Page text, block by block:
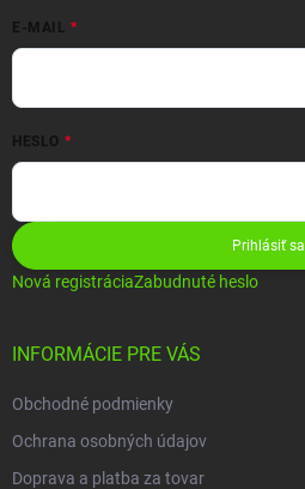
E-MAIL
HESLO
Prihlásiť sa
Nová registráciaZabudnuté heslo
INFORMÁCIE PRE VÁS
Obchodné podmienky
Ochrana osobných údajov
Doprava a platba za tovar